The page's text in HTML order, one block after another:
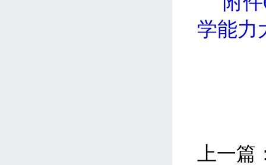
学能力
上一篇